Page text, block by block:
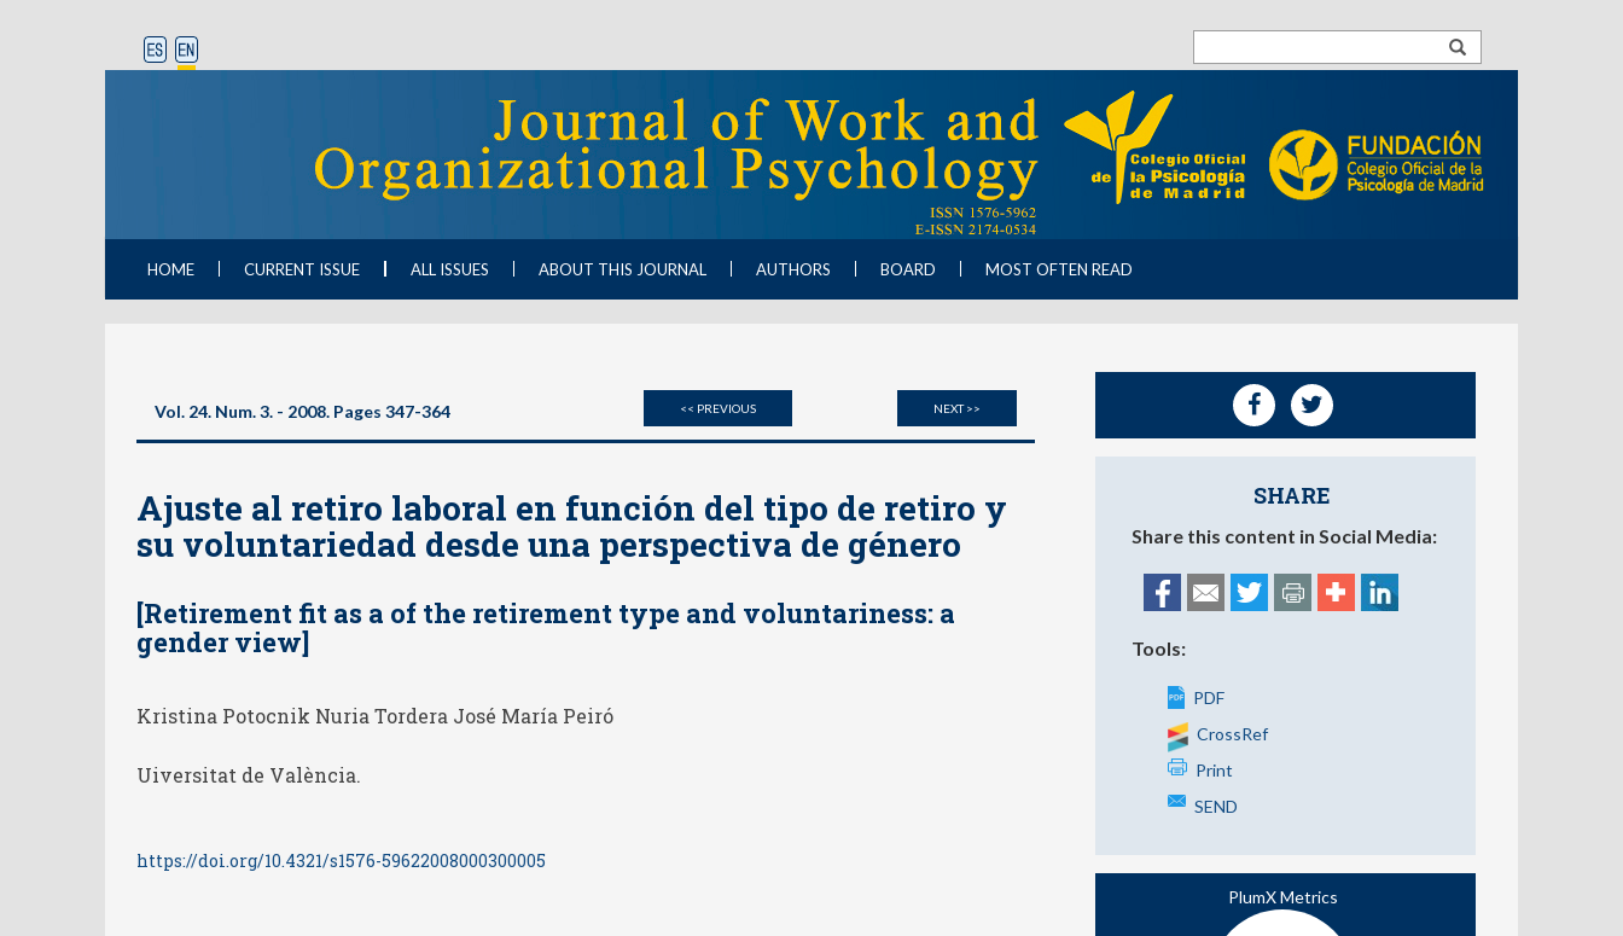
HOME CURRENT ISSUE ALL ISSUES ABOUT THIS JOURNAL AUTHORS BOARD MOST OFTEN READ
Vol. 24. Num. 3. - 2008. Pages 347-364 << PREVIOUS NEXT >>
Ajuste al retiro laboral en función del tipo de retiro y
su voluntariedad desde una perspectiva de género
[Retirement fit as a of the retirement type and voluntariness: a
gender view]
Kristina Potocnik Nuria Tordera José María Peiró
Uiversitat de València.
https://doi.org/10.4321/s1576-59622008000300005
SHARE
Share this content in Social Media:
Tools:
PDF
CrossRef
Print
SEND
PlumX Metrics